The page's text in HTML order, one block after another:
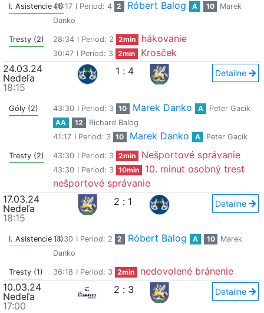
I. Asistencie (1)46:17 I Period: 4 2 Róbert Balog A 10
Marek
Danko
Tresty (2) 28:34 I Period: 2 2min hákovanie
30:47 I Period: 3 2min
Krosček
24.03.24
Nedeľa
18:15
1 : 4 Detailne
Góly (2) 43:30 I Period: 3 10 Marek Danko A
Peter Gacík
AA
12
Richard Balog
41:17 I Period: 3 10 Marek Danko A Peter Gacík
Tresty (2) 43:30 I Period: 3 2min Nešportové správanie
43:30 I Period: 3 10min
10. minut osobný trest
nešportové správanie
17.03.24
Nedeľa
18:15
2 : 1 Detailne
I. Asistencie (1)18:30 I Period: 2 2 Róbert Balog A 10
Marek
Danko
Tresty (1) 36:18 I Period: 3 2min
nedovolené bránenie
10.03.24
Nedeľa
17:00
2 : 3 Detailne